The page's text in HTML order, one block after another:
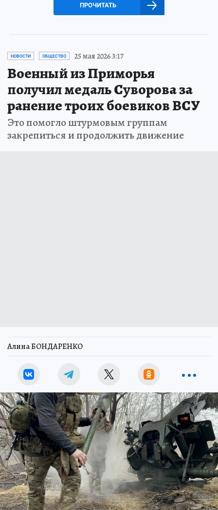
ПРОЧИТАТЬ
НОВОСТИ ОБЩЕСТВО 25 мая 2026 3:17
Военный из Приморья
получил медаль Суворова за
ранение троих боевиков ВСУ
Это помогло штурмовым группам
закрепиться и продолжить движение
Алина БОНДАРЕНКО